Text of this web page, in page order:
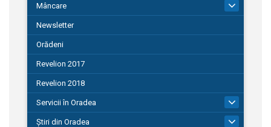
Mâncare
Newsletter
Orădeni
Revelion 2017
Revelion 2018
Servicii în Oradea
Știri din Oradea